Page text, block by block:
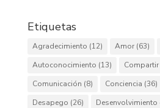
Etiquetas
Agradecimiento (12) Amor(63)
Autoconocimiento (13) Compartir
Comunicación (8) Conciencia (36)
Desapego (26)